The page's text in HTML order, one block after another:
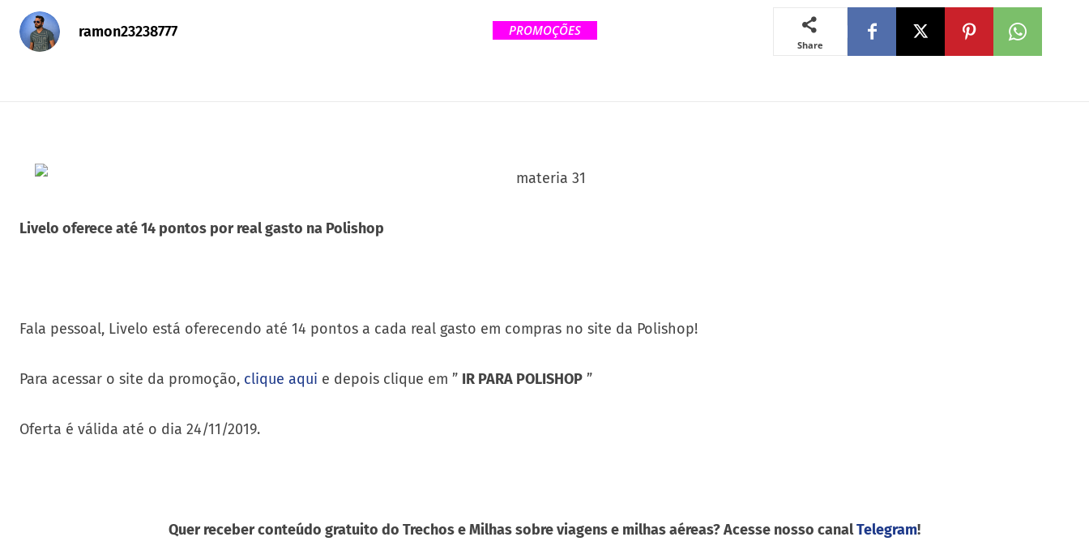
ramon23238777 PROMOÇÕES
Share
Livelo oferece até 14 pontos por real gasto na Polishop
Fala pessoal, Livelo está oferecendo até 14 pontos a cada real gasto em compras no site da Polishop!
Para acessar o site da promoção, clique aqui e depois clique em ” IR PARA POLISHOP ”
Oferta é válida até o dia 24/11/2019.
Quer receber conteúdo gratuito do Trechos e Milhas sobre viagens e milhas aéreas? Acesse nosso canalTelegram!